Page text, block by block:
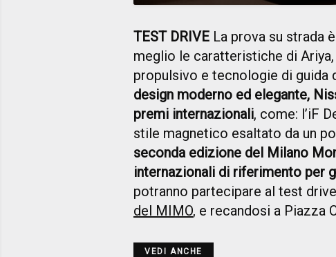
TEST DRIVE La prova su strada
meglio le caratteristiche di
propulsivo e tecnologie di guida
design moderno ed elegante,
premi internazionali, come: l’iF
stile magnetico esaltato da un
seconda edizione del Milano
internazionali di riferimento per
potranno partecipare al test
del MIMO, e recandosi a Piazza
VEDI ANCHE